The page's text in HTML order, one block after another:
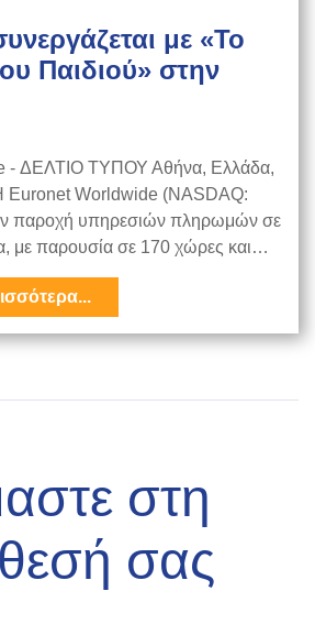
με «Το
Παιδιού» στην
- ΔΕΛΤΙΟ ΤΥΠΟΥ Αθήνα, Ελλάδα,
Euronet Worldwide (NASDAQ:
παροχή υπηρεσιών πληρωμών σε
με παρουσία σε 170 χώρες και…
στη
σας